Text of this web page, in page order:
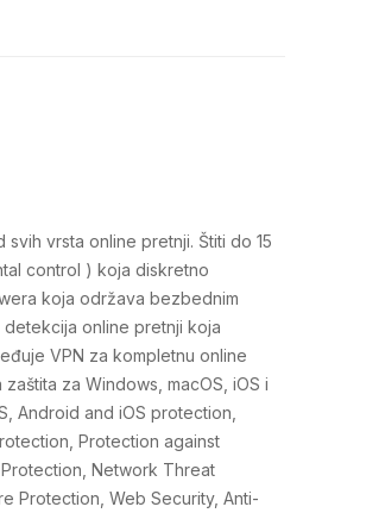
vrsta online pretnji. Štiti do 15
control ) koja diskretno
koja održava bezbednim
online pretnji koja
VPN za kompletnu online
za Windows, macOS, iOS i
Android and iOS protection,
Protection against
Network Threat
Protection, Web Security, Anti-